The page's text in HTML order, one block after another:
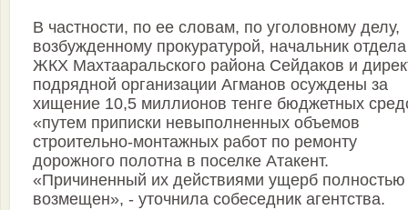
В частности, по ее словам, по уголовному делу,
возбужденному прокуратурой, начальник отдела
ЖКХ Махтааральского района Сейдаков и
подрядной организации Агманов осуждены за
хищение 10,5 миллионов тенге бюджетных
«путем приписки невыполненных объемов
строительно-монтажных работ по ремонту
дорожного полотна в поселке Атакент.
«Причиненный их действиями ущерб полностью
возмещен», - уточнила собеседник агентства.